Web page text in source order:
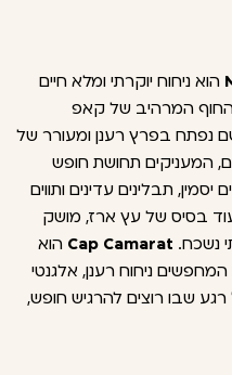
הוא ניחוח יוקרתי ומלא חיים
המרהיב של קאפ
נפתח בפרץ רענן ומעורר של
המעניקים תחושת חופש
תבלינים עדינים ותווים
בסיס של עץ ארז, מושק
נשכח. Cap Camarat הוא
ניחוח רענן, אלגנטי
שבו רוצים להרגיש חופש,